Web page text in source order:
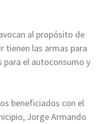
al propósito de
tienen las armas para
para el autoconsumo y
beneficiados con el
Jorge Armando